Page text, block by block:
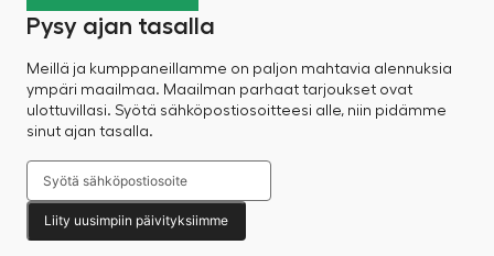
Pysy ajan tasalla
Meillä ja kumppaneillamme on paljon mahtavia alennuksia
ympäri maailmaa. Maailman parhaat tarjoukset ovat
ulottuvillasi. Syötä sähköpostiosoitteesi alle, niin pidämme
sinut ajan tasalla.
Liity uusimpiin päivityksiimme